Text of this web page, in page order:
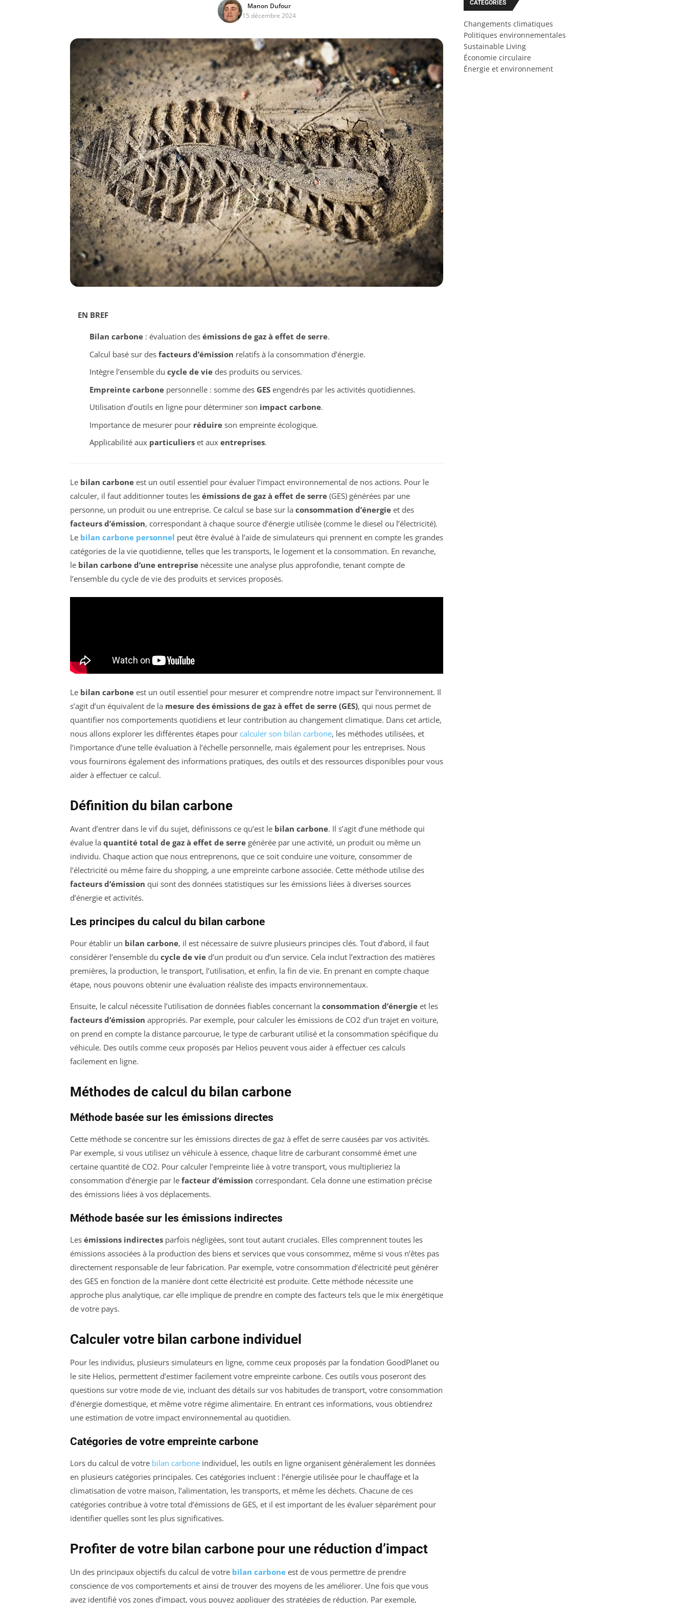
Manon Dufour
15 décembre 2024
EN BREF
Bilan carbone: évaluation des émissions de gaz à effet de serre.
Calcul basé sur des facteurs d’émission relatifs à la consommation d’énergie.
Intègre l’ensemble du cycle de viedes produits ou services.
Empreinte carbonepersonnelle : somme des GESengendrés par les activités quotidiennes.
Utilisation d’outils en ligne pour déterminer son impact carbone.
Importance de mesurer pour réduireson empreinte écologique.
Applicabilité aux particulierset aux entreprises.
Le bilan carbone est un outil essentiel pour évaluer l’impact environnemental de nos actions. Pour le
calculer, il faut additionner toutes les émissions de gaz à effet de serre (GES) générées par une
personne, un produit ou une entreprise. Ce calcul se base sur la consommation d’énergie et des
facteurs d’émission, correspondant à chaque source d’énergie utilisée (comme le diesel ou l’électricité).
Le bilan carbone personnel peut être évalué à l’aide de simulateurs qui prennent en compte les grandes
catégories de la vie quotidienne, telles que les transports, le logement et la consommation. En revanche,
le bilan carbone d’une entreprise nécessite une analyse plus approfondie, tenant compte de
l’ensemble du cycle de vie des produits et services proposés.
Le bilan carbone est un outil essentiel pour mesurer et comprendre notre impact sur l’environnement. Il
s’agit d’un équivalent de la mesure des émissions de gaz à effet de serre (GES), qui nous permet de
quantifier nos comportements quotidiens et leur contribution au changement climatique. Dans cet article,
nous allons explorer les différentes étapes pour calculer son bilan carbone, les méthodes utilisées, et
l’importance d’une telle évaluation à l’échelle personnelle, mais également pour les entreprises. Nous
vous fournirons également des informations pratiques, des outils et des ressources disponibles pour vous
aider à effectuer ce calcul.
Définition du bilan carbone
Avant d’entrer dans le vif du sujet, définissons ce qu’est le bilan carbone. Il s’agit d’une méthode qui
évalue la quantité total de gaz à effet de serre générée par une activité, un produit ou même un
individu. Chaque action que nous entreprenons, que ce soit conduire une voiture, consommer de
l’électricité ou même faire du shopping, a une empreinte carbone associée. Cette méthode utilise des
facteurs d’émission qui sont des données statistiques sur les émissions liées à diverses sources
d’énergie et activités.
Les principes du calcul du bilan carbone
Pour établir un bilan carbone, il est nécessaire de suivre plusieurs principes clés. Tout d’abord, il faut
considérer l’ensemble du cycle de vie d’un produit ou d’un service. Cela inclut l’extraction des matières
premières, la production, le transport, l’utilisation, et enfin, la fin de vie. En prenant en compte chaque
étape, nous pouvons obtenir une évaluation réaliste des impacts environnementaux.
Ensuite, le calcul nécessite l’utilisation de données fiables concernant la consommation d’énergie et les
facteurs d’émission appropriés. Par exemple, pour calculer les émissions de CO2 d’un trajet en voiture,
on prend en compte la distance parcourue, le type de carburant utilisé et la consommation spécifique du
véhicule. Des outils comme ceux proposés par Helios peuvent vous aider à effectuer ces calculs
facilement en ligne.
Méthodes de calcul du bilan carbone
Méthode basée sur les émissions directes
Cette méthode se concentre sur les émissions directes de gaz à effet de serre causées par vos activités.
Par exemple, si vous utilisez un véhicule à essence, chaque litre de carburant consommé émet une
certaine quantité de CO2. Pour calculer l’empreinte liée à votre transport, vous multiplieriez la
consommation d’énergie par le facteur d’émission correspondant. Cela donne une estimation précise
des émissions liées à vos déplacements.
Méthode basée sur les émissions indirectes
Les émissions indirectes parfois négligées, sont tout autant cruciales. Elles comprennent toutes les
émissions associées à la production des biens et services que vous consommez, même si vous n’êtes pas
directement responsable de leur fabrication. Par exemple, votre consommation d’électricité peut générer
des GES en fonction de la manière dont cette électricité est produite. Cette méthode nécessite une
approche plus analytique, car elle implique de prendre en compte des facteurs tels que le mix énergétique
de votre pays.
Calculer votre bilan carbone individuel
Pour les individus, plusieurs simulateurs en ligne, comme ceux proposés par la fondation GoodPlanet ou
le site Helios, permettent d’estimer facilement votre empreinte carbone. Ces outils vous poseront des
questions sur votre mode de vie, incluant des détails sur vos habitudes de transport, votre consommation
d’énergie domestique, et même votre régime alimentaire. En entrant ces informations, vous obtiendrez
une estimation de votre impact environnemental au quotidien.
Catégories de votre empreinte carbone
Lors du calcul de votre bilan carbone individuel, les outils en ligne organisent généralement les données
en plusieurs catégories principales. Ces catégories incluent : l’énergie utilisée pour le chauffage et la
climatisation de votre maison, l’alimentation, les transports, et même les déchets. Chacune de ces
catégories contribue à votre total d’émissions de GES, et il est important de les évaluer séparément pour
identifier quelles sont les plus significatives.
Profiter de votre bilan carbone pour une réduction d’impact
Un des principaux objectifs du calcul de votre bilan carbone est de vous permettre de prendre
conscience de vos comportements et ainsi de trouver des moyens de les améliorer. Une fois que vous
avez identifié vos zones d’impact, vous pouvez appliquer des stratégies de réduction. Par exemple,
CATÉGORIES
Changements climatiques
Politiques environnementales
Sustainable Living
Économie circulaire
Énergie et environnement